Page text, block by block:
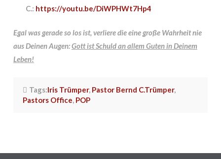
C.: https://youtu.be/DiWPHWt7Hp4
Egal was gerade so los ist, verliere die eine große Wahrheit nie
aus Deinen Augen:Gott ist Schuld an allem Guten in Deinem
Leben!
Tags:Iris Trümper, Pastor Bernd C.Trümper,
Pastors Office POP